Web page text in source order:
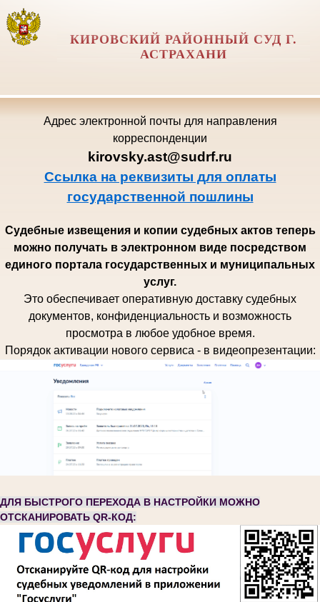
КИРОВСКИЙ РАЙОННЫЙ СУД Г.
АСТРАХАНИ
Адрес электронной почты для направления
корреспонденции
kirovsky.ast@sudrf.ru
Ссылка на реквизиты для оплаты
государственной пошлины
Судебные извещения и копии судебных актов теперь
можно получать в электронном виде посредством
единого портала государственных и муниципальных
услуг.
Это обеспечивает оперативную доставку судебных
документов, конфиденциальность и возможность
просмотра в любое удобное время.
Порядок активации нового сервиса - в видеопрезентации:
ДЛЯ БЫСТРОГО ПЕРЕХОДА В НАСТРОЙКИ МОЖНО
ОТСКАНИРОВАТЬ QR-КОД: